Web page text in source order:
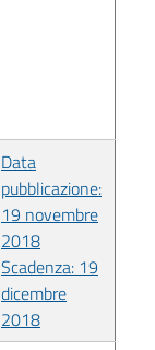
Data
pubblicazione:
19 novembre
2018
Scadenza: 19
dicembre
2018